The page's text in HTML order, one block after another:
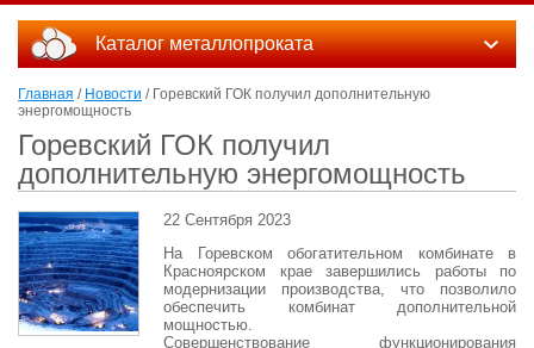
Каталог металлопроката
Главная / Новости / Горевский ГОК получил дополнительную
энергомощность
Горевский ГОК получил
дополнительную энергомощность
22 Сентября 2023
На Горевском обогатительном комбинате в
Красноярском крае завершились работы по
модернизации производства, что позволило
обеспечить комбинат дополнительной
мощностью.
Совершенствование функционирования